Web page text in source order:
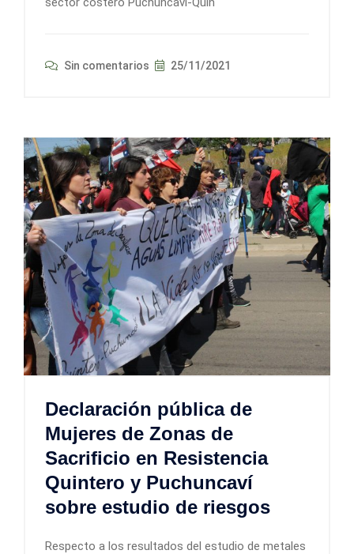
Sin comentarios 25/11/2021
Declaración pública de
Mujeres de Zonas de
Sacrificio en Resistencia
Quintero y Puchuncaví
sobre estudio de riesgos
Respecto a los resultados del estudio de metales